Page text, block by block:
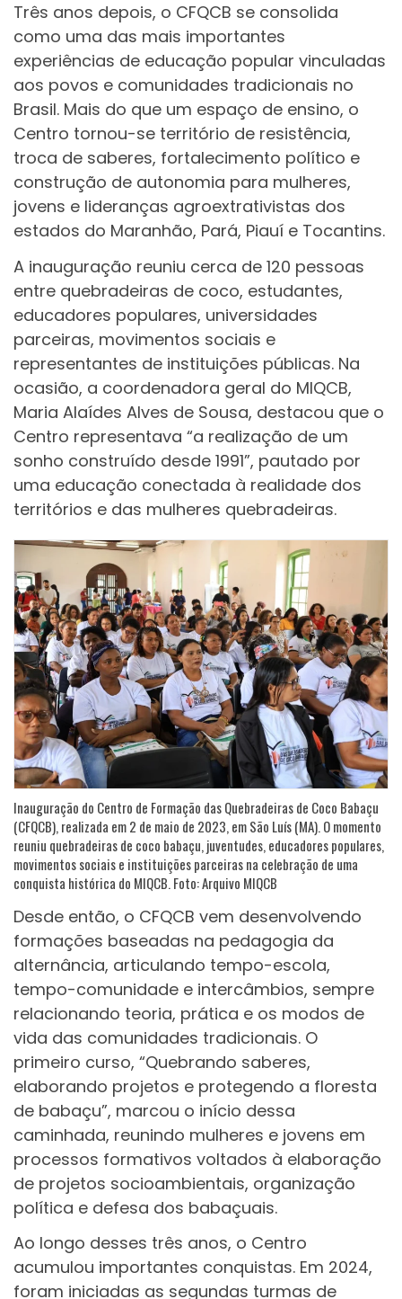
Três anos depois, o CFQCB se consolida
como uma das mais importantes
experiências de educação popular vinculadas
aos povos e comunidades tradicionais no
Brasil. Mais do que um espaço de ensino, o
Centro tornou-se território de resistência,
troca de saberes, fortalecimento político e
construção de autonomia para mulheres,
jovens e lideranças agroextrativistas dos
estados do Maranhão, Pará, Piauí e Tocantins.
A inauguração reuniu cerca de 120 pessoas
entre quebradeiras de coco, estudantes,
educadores populares, universidades
parceiras, movimentos sociais e
representantes de instituições públicas. Na
ocasião, a coordenadora geral do MIQCB,
Maria Alaídes Alves de Sousa, destacou que o
Centro representava “a realização de um
sonho construído desde 1991”, pautado por
uma educação conectada à realidade dos
territórios e das mulheres quebradeiras.
Inauguração do Centro de Formação das Quebradeiras de Coco Babaçu
(CFQCB), realizada em 2 de maio de 2023, em São Luís (MA). O momento
reuniu quebradeiras de coco babaçu, juventudes, educadores populares,
movimentos sociais e instituições parceiras na celebração de uma
conquista histórica do MIQCB. Foto: Arquivo MIQCB
Desde então, o CFQCB vem desenvolvendo
formações baseadas na pedagogia da
alternância, articulando tempo-escola,
tempo-comunidade e intercâmbios, sempre
relacionando teoria, prática e os modos de
vida das comunidades tradicionais. O
primeiro curso, “Quebrando saberes,
elaborando projetos e protegendo a floresta
de babaçu”, marcou o início dessa
caminhada, reunindo mulheres e jovens em
processos formativos voltados à elaboração
de projetos socioambientais, organização
política e defesa dos babaçuais.
Ao longo desses três anos, o Centro
acumulou importantes conquistas. Em 2024,
foram iniciadas as segundas turmas de